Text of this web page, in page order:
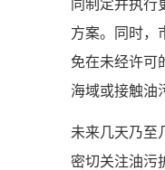
同制定并执行
方案。同时，
免在未经许可
海域或接触油
未来几天乃至
密切关注油污